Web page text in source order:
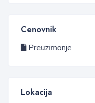
Cenovnik
Preuzimanje
Lokacija